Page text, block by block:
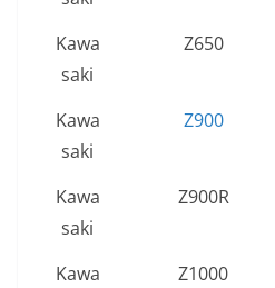
Kawa
saki
Z650
Kawa
saki
Z900
Kawa
saki
Z900R
Kawa
Z1000